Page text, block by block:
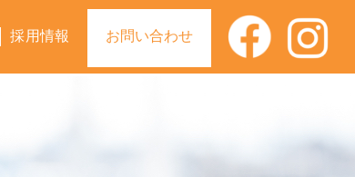
お問い合わせ
採用情報